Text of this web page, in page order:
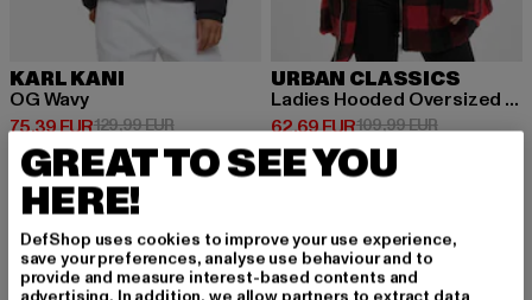
KARL KANI
OG Wavy
75,39 EUR
Prix courant: 75,39 EUR
129,99 EURPrix en promotion: 129,99 EUR
URBAN CLASSICS
Ladies Hooded Oversized Check Sherpa
62,69 EUR
Prix courant: 62,69 EUR
109,99 EURPrix en
-54%
GREAT TO SEE YOU
HERE!
DefShop uses cookies to improve your use experience,
save your preferences, analyse use behaviour and to
provide and measure interest-based contents and